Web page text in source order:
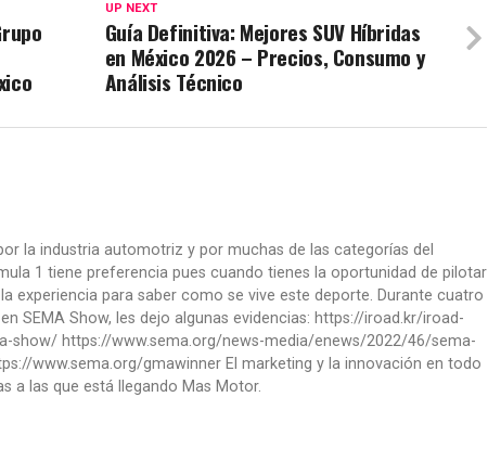
UP NEXT
Guía Definitiva: Mejores SUV Híbridas
en México 2026 – Precios, Consumo y
Análisis Técnico
la industria automotriz y por muchas de las categorías del
1 tiene preferencia pues cuando tienes la oportunidad de pilotar
experiencia para saber como se vive este deporte. Durante cuatro
SEMA Show, les dejo algunas evidencias: https://iroad.kr/iroad-
show/ https://www.sema.org/news-media/enews/2022/46/sema-
www.sema.org/gmawinner El marketing y la innovación en todo
a las que está llegando Mas Motor.